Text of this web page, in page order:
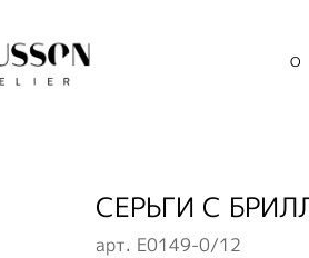
О
арт. E0149-0/12
СЕРЬГИ С